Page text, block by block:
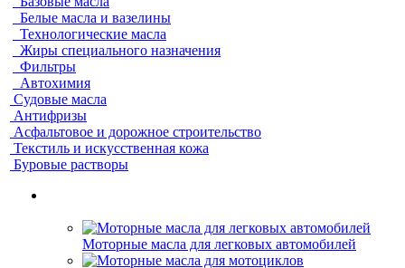
Белые масла и вазелины
Технологические масла
Жиры специального назначения
Фильтры
Автохимия
Судовые масла
Антифризы
Асфальтовое и дорожное строительство
Текстиль и искусственная кожа
Буровые растворы
Моторные масла для легковых автомобилей